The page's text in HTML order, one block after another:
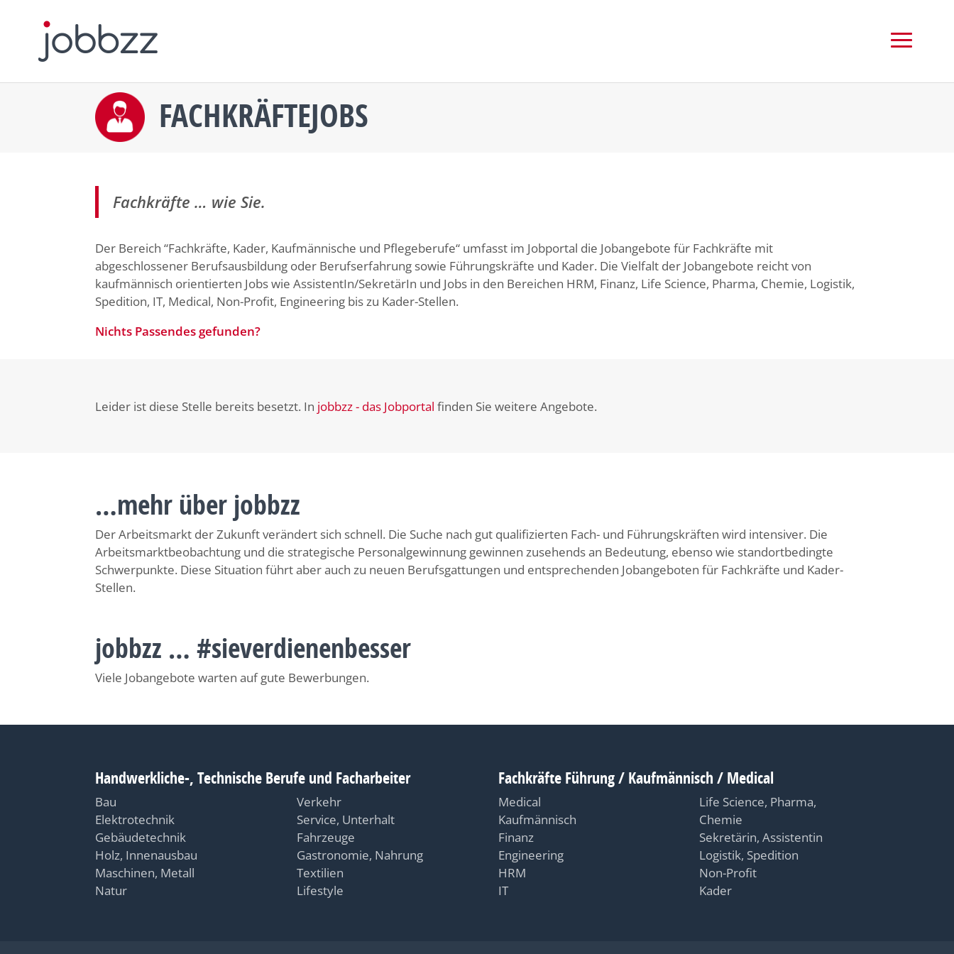
FACHKRÄFTEJOBS
Fachkräfte … wie Sie.
Der Bereich “Fachkräfte, Kader, Kaufmännische und Pflegeberufe“ umfasst im Jobportal die Jobangebote für Fachkräfte mit
abgeschlossener Berufsausbildung oder Berufserfahrung sowie Führungskräfte und Kader. Die Vielfalt der Jobangebote reicht von
kaufmännisch orientierten Jobs wie AssistentIn/SekretärIn und Jobs in den Bereichen HRM, Finanz, Life Science, Pharma, Chemie, Logistik,
Spedition, IT, Medical, Non-Profit, Engineering bis zu Kader-Stellen.
Nichts Passendes gefunden?
Leider ist diese Stelle bereits besetzt. In jobbzz - das Jobportal finden Sie weitere Angebote.
…mehr über jobbzz
Der Arbeitsmarkt der Zukunft verändert sich schnell. Die Suche nach gut qualifizierten Fach- und Führungskräften wird intensiver. Die
Arbeitsmarktbeobachtung und die strategische Personalgewinnung gewinnen zusehends an Bedeutung, ebenso wie standortbedingte
Schwerpunkte. Diese Situation führt aber auch zu neuen Berufsgattungen und entsprechenden Jobangeboten für Fachkräfte und Kader-
Stellen.
jobbzz … #sieverdienenbesser
Viele Jobangebote warten auf gute Bewerbungen.
Handwerkliche-, Technische Berufe und Facharbeiter
Bau
Elektrotechnik
Gebäudetechnik
Holz, Innenausbau
Maschinen, Metall
Natur
Verkehr
Service, Unterhalt
Fahrzeuge
Gastronomie, Nahrung
Textilien
Lifestyle
Fachkräfte Führung / Kaufmännisch / Medical
Medical
Kaufmännisch
Finanz
Engineering
HRM
IT
Life Science, Pharma,
Chemie
Sekretärin, Assistentin
Logistik, Spedition
Non-Profit
Kader